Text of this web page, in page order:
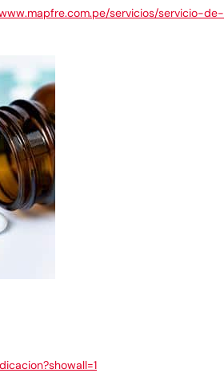
servicios/servicio-de-